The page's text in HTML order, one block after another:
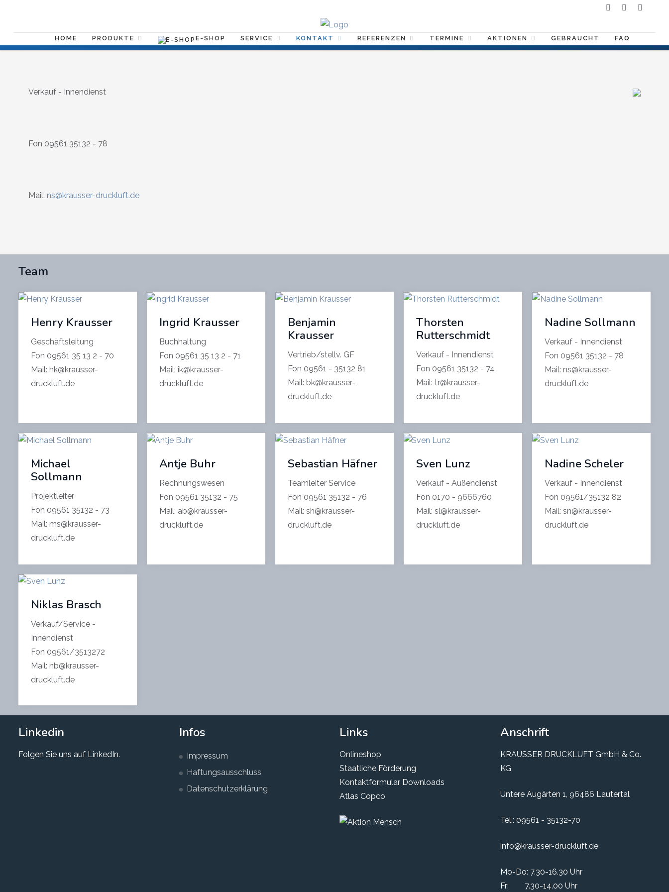
HOME PRODUKTE E-SHOP SERVICE KONTAKT REFERENZEN TERMINE AKTIONEN GEBRAUCHT FAQ
Verkauf - Innendienst
Fon 09561 35132 - 78
Mail: ns@krausser-druckluft.de
Team
Henry Krausser
Geschäftsleitung
Fon 09561 35 13 2 - 70
Mail: hk@krausser-
druckluft.de
Ingrid Krausser
Buchhaltung
Fon 09561 35 13 2 - 71
Mail: ik@krausser-
druckluft.de
Benjamin
Krausser
Vertrieb/stellv. GF
Fon 09561 - 35132 81
Mail: bk@krausser-
druckluft.de
Thorsten
Rutterschmidt
Verkauf - Innendienst
Fon 09561 35132 - 74
Mail: tr@krausser-
druckluft.de
Nadine Sollmann
Verkauf - Innendienst
Fon 09561 35132 - 78
Mail: ns@krausser-
druckluft.de
Michael
Sollmann
Projektleiter
Fon 09561 35132 - 73
Mail: ms@krausser-
druckluft.de
Antje Buhr
Rechnungswesen
Fon 09561 35132 - 75
Mail: ab@krausser-
druckluft.de
Sebastian Häfner
Teamleiter Service
Fon 09561 35132 - 76
Mail: sh@krausser-
druckluft.de
Sven Lunz
Verkauf - Außendienst
Fon 0170 - 9666760
Mail: sl@krausser-
druckluft.de
Nadine Scheler
Verkauf - Innendienst
Fon 09561/35132 82
Mail: sn@krausser-
druckluft.de
Niklas Brasch
Verkauf/Service -
Innendienst
Fon 09561/3513272
Mail: nb@krausser-
druckluft.de
Linkedin
Folgen Sie uns auf LinkedIn.
Infos
Impressum
Haftungsausschluss
Datenschutzerklärung
Links
Onlineshop
Staatliche Förderung
Kontaktformular Downloads
Atlas Copco
Anschrift
KRAUSSER DRUCKLUFT GmbH & Co.
KG
Untere Augärten 1, 96486 Lautertal
Tel.: 09561 - 35132-70
info@krausser-druckluft.de
Mo-Do: 7.30-16.30 Uhr
Fr: 7.30-14.00 Uhr